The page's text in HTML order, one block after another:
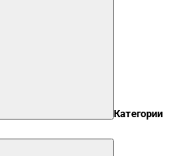
Категории